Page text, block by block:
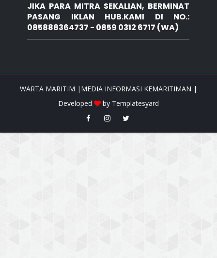
JIKA PARA MITRA SEKALIAN, BERMINAT
PASANG IKLAN HUB.KAMI DI NO.:
085888364737 - 0859 0312 6717 (WA)
WARTA MARITIM |MEDIA INFORMASI KEMARITIMAN |
Developed
by Templatesyard